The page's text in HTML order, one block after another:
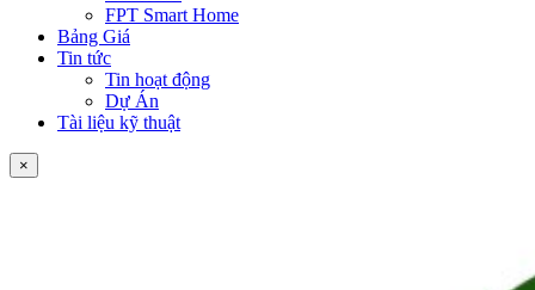
FPT Smart Home
Bảng Giá
Tin tức
Tin hoạt động
Dự Án
Tài liệu kỹ thuật
×